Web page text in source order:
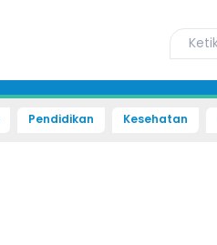
Pendidikan Kesehatan